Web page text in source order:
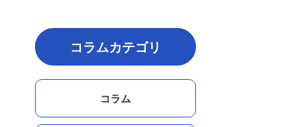
コラムカテゴリ
コラム